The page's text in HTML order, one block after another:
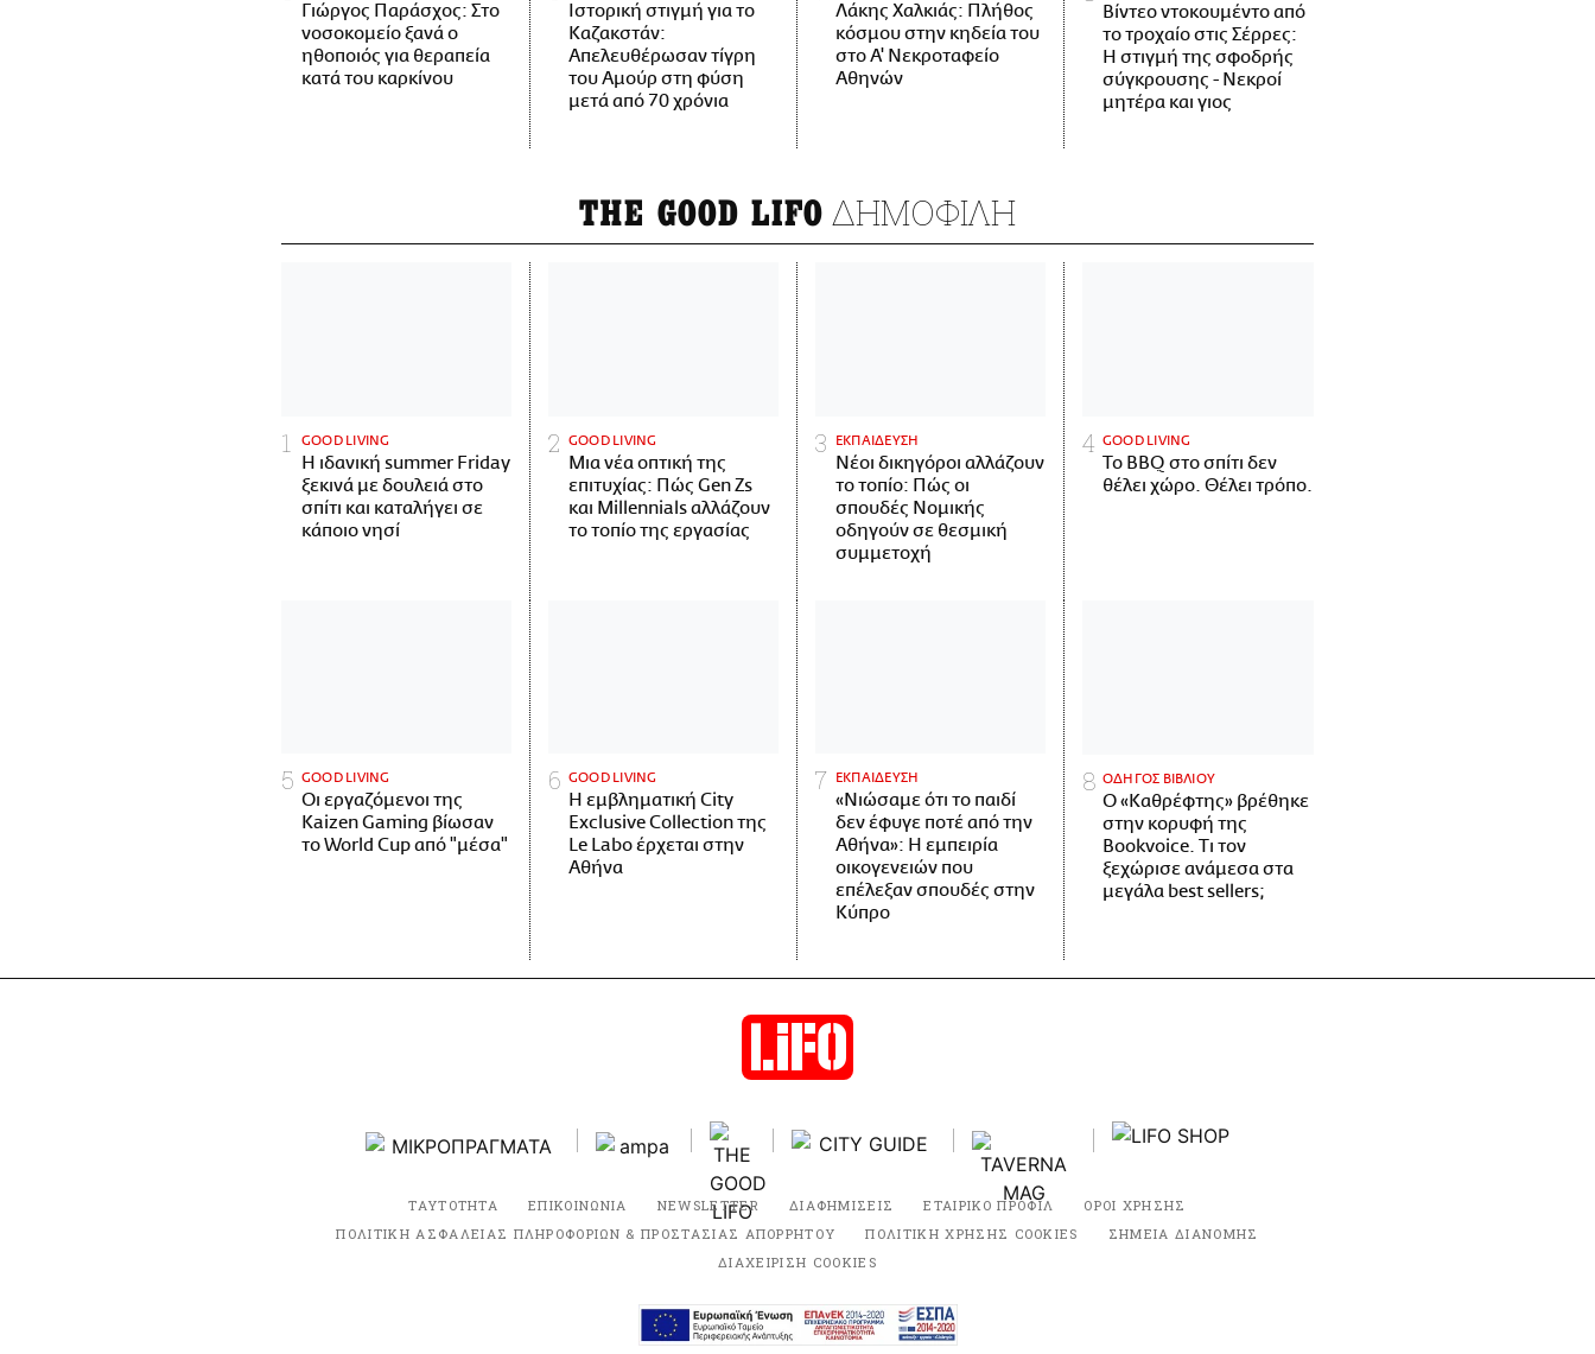
Γιώργος Παράσχος: Στο
νοσοκομείο ξανά ο
ηθοποιός για θεραπεία
κατά του καρκίνου
Ιστορική στιγμή για το
Καζακστάν:
Απελευθέρωσαν τίγρη
του Αμούρ στη φύση
μετά από 70 χρόνια
Λάκης Χαλκιάς: Πλήθος
κόσμου στην κηδεία του
στο Α' Νεκροταφείο
Αθηνών
Βίντεο ντοκουμέντο από
το τροχαίο στις Σέρρες:
Η στιγμή της σφοδρής
σύγκρουσης - Νεκροί
μητέρα και γιος
THE GOOD LIFO ΔΗΜΟΦΙΛΗ
GOOD LIVING
Η ιδανική summer Friday
ξεκινά με δουλειά στο
σπίτι και καταλήγει σε
κάποιο νησί
GOOD LIVING
Μια νέα οπτική της
επιτυχίας: Πώς Gen Zs
και Millennials αλλάζουν
το τοπίο της εργασίας
ΕΚΠΑΙΔΕΥΣΗ
Νέοι δικηγόροι αλλάζουν
το τοπίο: Πώς οι
σπουδές Νομικής
οδηγούν σε θεσμική
συμμετοχή
GOOD LIVING
Το BBQ στο σπίτι δεν
θέλει χώρο. Θέλει τρόπο.
GOOD LIVING
Οι εργαζόμενοι της
Kaizen Gaming βίωσαν
το World Cup από "μέσα"
GOOD LIVING
Η εμβληματική City
Exclusive Collection της
Le Labo έρχεται στην
Αθήνα
ΕΚΠΑΙΔΕΥΣΗ
«Νιώσαμε ότι το παιδί
δεν έφυγε ποτέ από την
Αθήνα»: Η εμπειρία
οικογενειών που
επέλεξαν σπουδές στην
Κύπρο
ΟΔΗΓΟΣ ΒΙΒΛΙΟΥ
Ο «Καθρέφτης» βρέθηκε
στην κορυφή της
Bookvoice. Τι τον
ξεχώρισε ανάμεσα στα
μεγάλα best sellers;
ΤΑΥΤΟΤΗΤΑ ΕΠΙΚΟΙΝΩΝΙΑ NEWSLETTER ΔΙΑΦΗΜΙΣΕΙΣ ΕΤΑΙΡΙΚΟ ΠΡΟΦΙΛ
ΟΡΟΙ ΧΡΗΣΗΣ
ΠΟΛΙΤΙΚΗ ΑΣΦΑΛΕΙΑΣ ΠΛΗΡΟΦΟΡΙΩΝ & ΠΡΟΣΤΑΣΙΑΣ ΑΠΟΡΡΗΤΟΥ
ΠΟΛΙΤΙΚΗ ΧΡΗΣΗΣ COOKIES
ΣΗΜΕΙΑ ΔΙΑΝΟΜΗΣ
ΔΙΑΧΕΙΡΙΣΗ COOKIES